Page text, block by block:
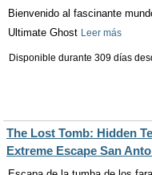
Bienvenido al fascinante
Ultimate Ghost Leer más
Disponible durante 309 días
The Lost Tomb: Hidden
Extreme Escape San